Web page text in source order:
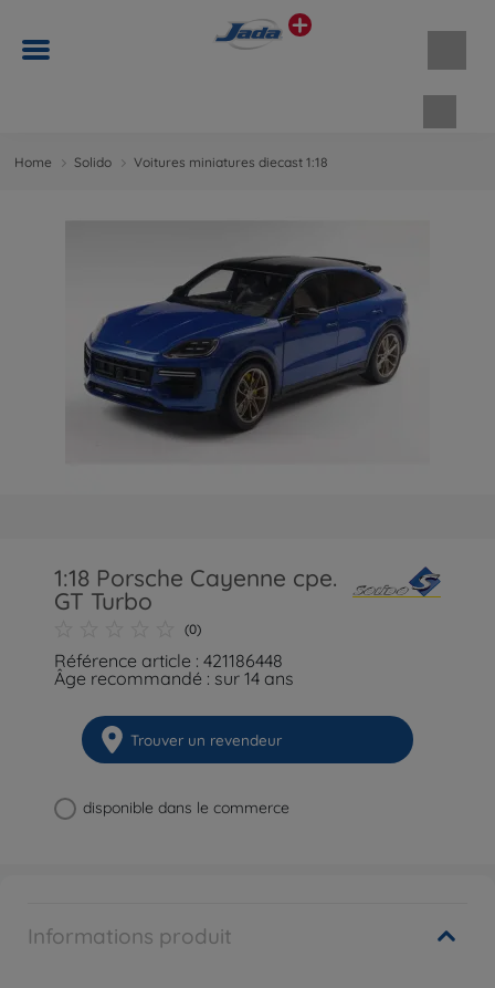
Home Solido Voitures miniatures diecast 1:18
1:18 Porsche Cayenne cpe.
GT Turbo
(0)
Référence article : 421186448
Âge recommandé : sur 14 ans
Trouver un revendeur
disponible dans le commerce
Informations produit